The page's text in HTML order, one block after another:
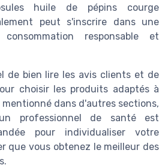
huile de pépins courge
peut s'inscrire dans une
responsable et
de bien lire les avis clients et de
choisir les produits adaptés à
mentionné dans d'autres sections,
professionnel de santé est
pour individualiser votre
que vous obtenez le meilleur des